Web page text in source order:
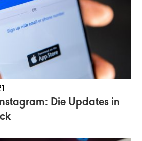
Die Updates in